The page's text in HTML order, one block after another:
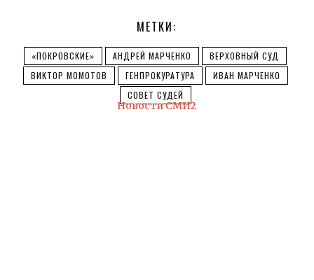
МЕТКИ:
«ПОКРОВСКИЕ» АНДРЕЙ МАРЧЕНКО
ВЕРХОВНЫЙ СУД
ВИКТОР МОМОТОВ
ГЕНПРОКУРАТУРА
ИВАН МАРЧЕНКО
СОВЕТ СУДЕЙ
Новости СМИ2